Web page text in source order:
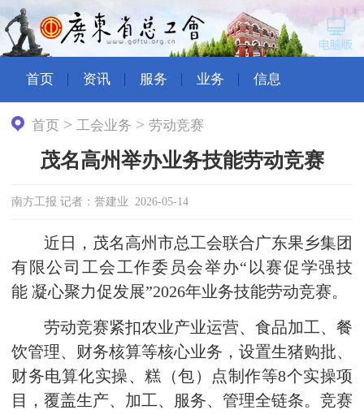
首页 资讯 服务 业务 信息
首页 > 工会业务 >劳动竞赛
茂名高州举办业务技能劳动竞赛
南方工报 记者：誉建业 2026-05-14
近日，茂名高州市总工会联合广东果乡集团
有限公司工会工作委员会举办“以赛促学强技
能 凝心聚力促发展”2026年业务技能劳动竞赛。
劳动竞赛紧扣农业产业运营、食品加工、餐
饮管理、财务核算等核心业务，设置生猪购批、
财务电算化实操、糕（包）点制作等8个实操项
目，覆盖生产、加工、服务、管理全链条。竞赛